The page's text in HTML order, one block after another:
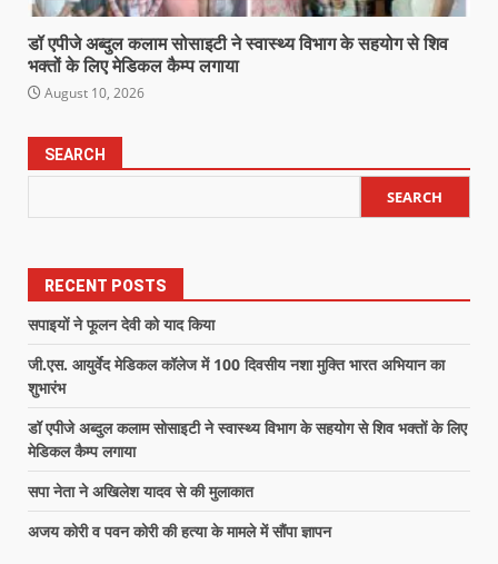
डॉ एपीजे अब्दुल कलाम सोसाइटी ने स्वास्थ्य विभाग के सहयोग से शिव
भक्तों के लिए मेडिकल कैम्प लगाया
August 10, 2026
SEARCH
SEARCH
RECENT POSTS
सपाइयों ने फूलन देवी को याद किया
जी.एस. आयुर्वेद मेडिकल कॉलेज में 100 दिवसीय नशा मुक्ति भारत अभियान का
शुभारंभ
डॉ एपीजे अब्दुल कलाम सोसाइटी ने स्वास्थ्य विभाग के सहयोग से शिव भक्तों के लिए
मेडिकल कैम्प लगाया
सपा नेता ने अखिलेश यादव से की मुलाकात
अजय कोरी व पवन कोरी की हत्या के मामले में सौंपा ज्ञापन